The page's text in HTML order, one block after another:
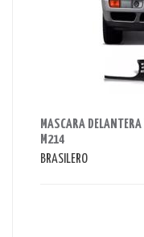
MASCARA
M214
BRASILERO